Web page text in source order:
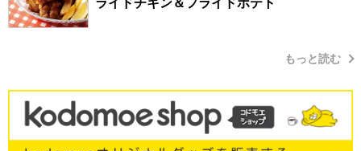
もっと読む